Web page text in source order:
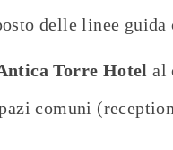
delle linee guida
Torre Hotel al
comuni